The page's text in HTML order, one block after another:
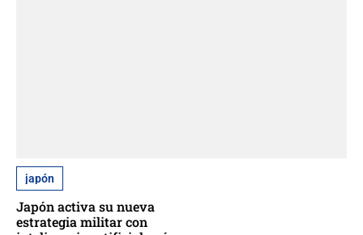
japón
Japón activa su nueva
estrategia militar con